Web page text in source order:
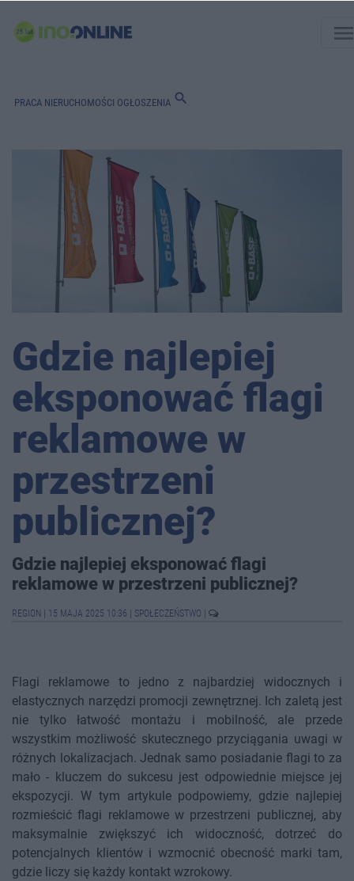
PRACA NIERUCHOMOŚCI OGŁOSZENIA search
Gdzie najlepiej
eksponować flagi
reklamowe w
przestrzeni
publicznej?
Gdzie najlepiej eksponować flagi
reklamowe w przestrzeni publicznej?
REGION 15 MAJA 2025 10:36 SPOŁECZEŃSTWO
Flagi reklamowe to jedno z najbardziej widocznych i
elastycznych narzędzi promocji zewnętrznej. Ich zaletą jest
nie tylko łatwość montażu i mobilność, ale przede
wszystkim możliwość skutecznego przyciągania uwagi w
różnych lokalizacjach. Jednak samo posiadanie flagi to za
mało - kluczem do sukcesu jest odpowiednie miejsce jej
ekspozycji. W tym artykule podpowiemy, gdzie najlepiej
rozmieścić flagi reklamowe w przestrzeni publicznej, aby
maksymalnie zwiększyć ich widoczność, dotrzeć do
potencjalnych klientów i wzmocnić obecność marki tam,
gdzie liczy się każdy kontakt wzrokowy.